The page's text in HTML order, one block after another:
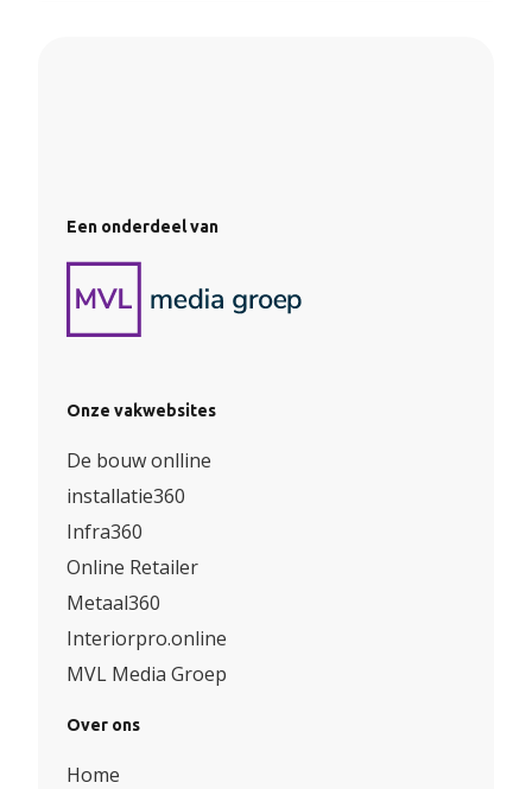
Een onderdeel van
Onze vakwebsites
De bouw onlline
installatie360
Infra360
Online Retailer
Metaal360
Interiorpro.online
MVL Media Groep
Over ons
Home